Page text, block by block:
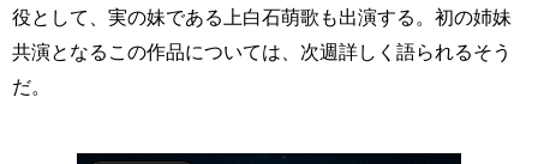
役として、実の妹である上白石萌歌も出演する。初の姉妹
共演となるこの作品については、次週詳しく語られるそう
だ。